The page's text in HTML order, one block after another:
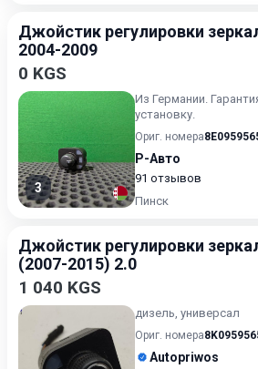
Джойстик регулировки
2004-2009
0 KGS
3
Из Германии.
установку.
Ориг. номера
Р-Авто
91 отзывов
Пинск
Джойстик регулировки
(2007-2015) 2.0
1 040 KGS
дизель, универсал
Ориг. номера
Autopriwos